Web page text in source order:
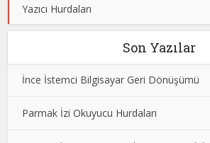
Yazıcı Hurdaları
Son Yazılar
İnce İstemci Bilgisayar Geri Dönüşümü
Parmak İzi Okuyucu Hurdaları